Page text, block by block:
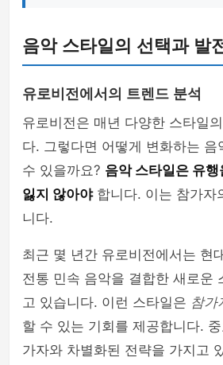
음악 스타일의 선택과 발
유로비전에서의 트렌드 분석
유로비전은 매년 다양한 스타일
다. 그렇다면 어떻게 변화하는 음
수 있을까요? 음악 스타일은 유
잃지 않아야합니다. 이는 참가자
니다.
최근 몇 년간 유로비전에서는 현
전통 민속 음악을 결합한 새로운
고 있습니다. 이런 스타일은 참가
할 수 있는 기회를 제공합니다.
가자와 차별화된 전략을 가지고